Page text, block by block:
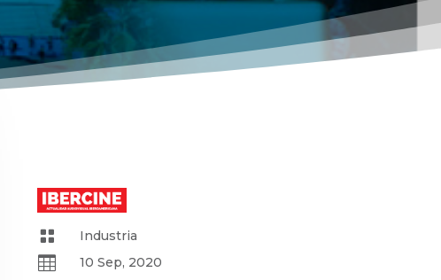
 Industria
 10 Sep, 2020